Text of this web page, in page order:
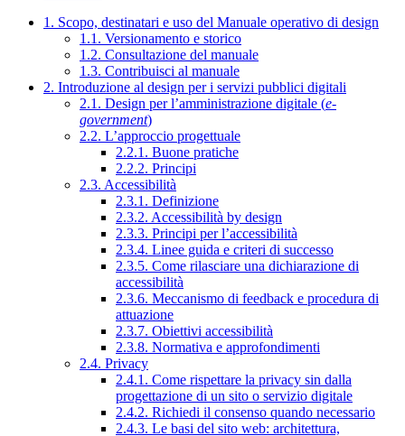
1. Scopo, destinatari e uso del Manuale operativo di design
1.1. Versionamento e storico
1.2. Consultazione del manuale
1.3. Contribuisci al manuale
2. Introduzione al design per i servizi pubblici digitali
2.1. Design per l’amministrazione digitale (e-
government)
2.2. L’approccio progettuale
2.2.1. Buone pratiche
2.2.2. Principi
2.3. Accessibilità
2.3.1. Definizione
2.3.2. Accessibilità by design
2.3.3. Principi per l’accessibilità
2.3.4. Linee guida e criteri di successo
2.3.5. Come rilasciare una dichiarazione di
accessibilità
2.3.6. Meccanismo di feedback e procedura di
attuazione
2.3.7. Obiettivi accessibilità
2.3.8. Normativa e approfondimenti
2.4. Privacy
2.4.1. Come rispettare la privacy sin dalla
progettazione di un sito o servizio digitale
2.4.2. Richiedi il consenso quando necessario
2.4.3. Le basi del sito web: architettura,